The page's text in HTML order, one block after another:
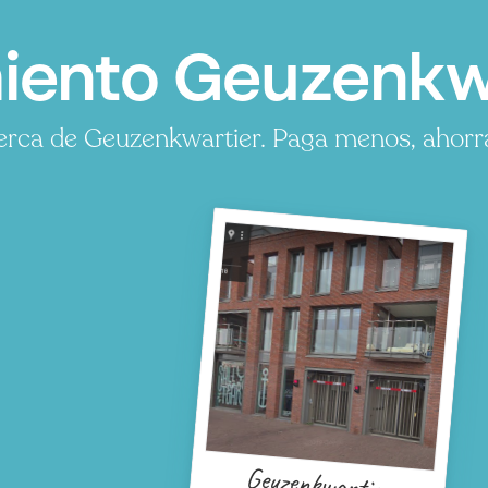
de Geuzenkwartier. Paga menos,